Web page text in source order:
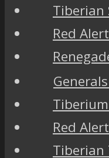
Tiberian
Red
Red
Tiberian